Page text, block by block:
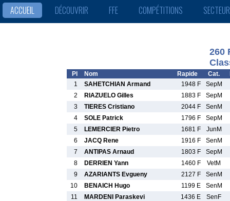
ACCUEIL DÉCOUVRIR FFE COMPÉTITIONS
260
Pl Nom Rapide Cat.
1
SAHETCHIAN Armand 1948 F
SepM
2
RIAZUELO Gilles 1883 F
SepM
3
TIERES Cristiano 2044 F
SenM
4
SOLE Patrick 1796 F
SepM
5
LEMERCIER Pietro 1681 F
JunM
6
JACQ Rene 1916 F
SenM
7
ANTIPAS Arnaud 1803 F
SepM
8
DERRIEN Yann 1460 F
VetM
9
AZARIANTS Evgueny 2127 F
SenM
10
BENAICH Hugo 1199 E
SenM
11
MARDENI Paraskevi 1436 E
SenF